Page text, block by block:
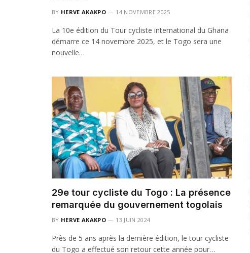
BY HERVE AKAKPO 14 NOVEMBRE 2025
La 10e édition du Tour cycliste international du Ghana
démarre ce 14 novembre 2025, et le Togo sera une
nouvelle…
29e tour cycliste du Togo : La présence
remarquée du gouvernement togolais
BY HERVE AKAKPO 13 JUIN 2024
Près de 5 ans après la dernière édition, le tour cycliste
du Togo a effectué son retour cette année pour…